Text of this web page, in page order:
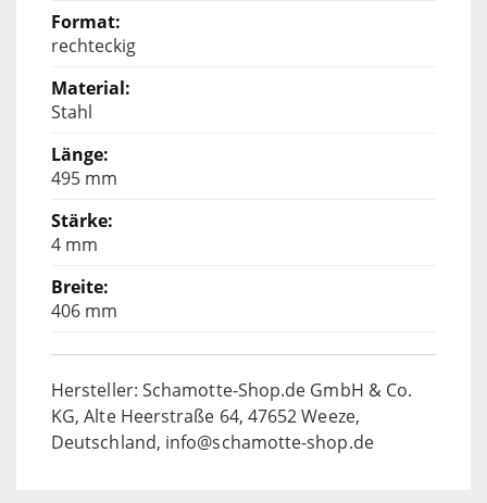
rechteckig
Stahl
495 mm
4 mm
406 mm
Hersteller: Schamotte-Shop.de GmbH & Co.
KG, Alte Heerstraße 64, 47652 Weeze,
Deutschland, info@schamotte-shop.de